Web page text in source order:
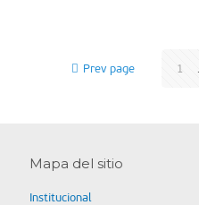
Prev page 1
Mapa del sitio
Institucional